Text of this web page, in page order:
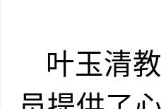
叶玉清